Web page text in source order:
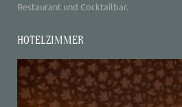
Restaurant und Cocktailbar.
HOTELZIMMER